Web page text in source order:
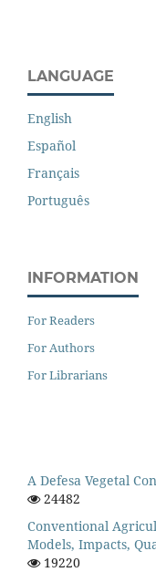
LANGUAGE
English
Español
Français
Português
INFORMATION
For Readers
For Authors
For Librarians
A Defesa Vegetal
24482
Conventional
Models, Impacts,
19220